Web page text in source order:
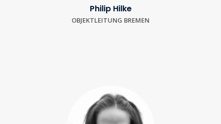
Philip Hilke
OBJEKTLEITUNG BREMEN